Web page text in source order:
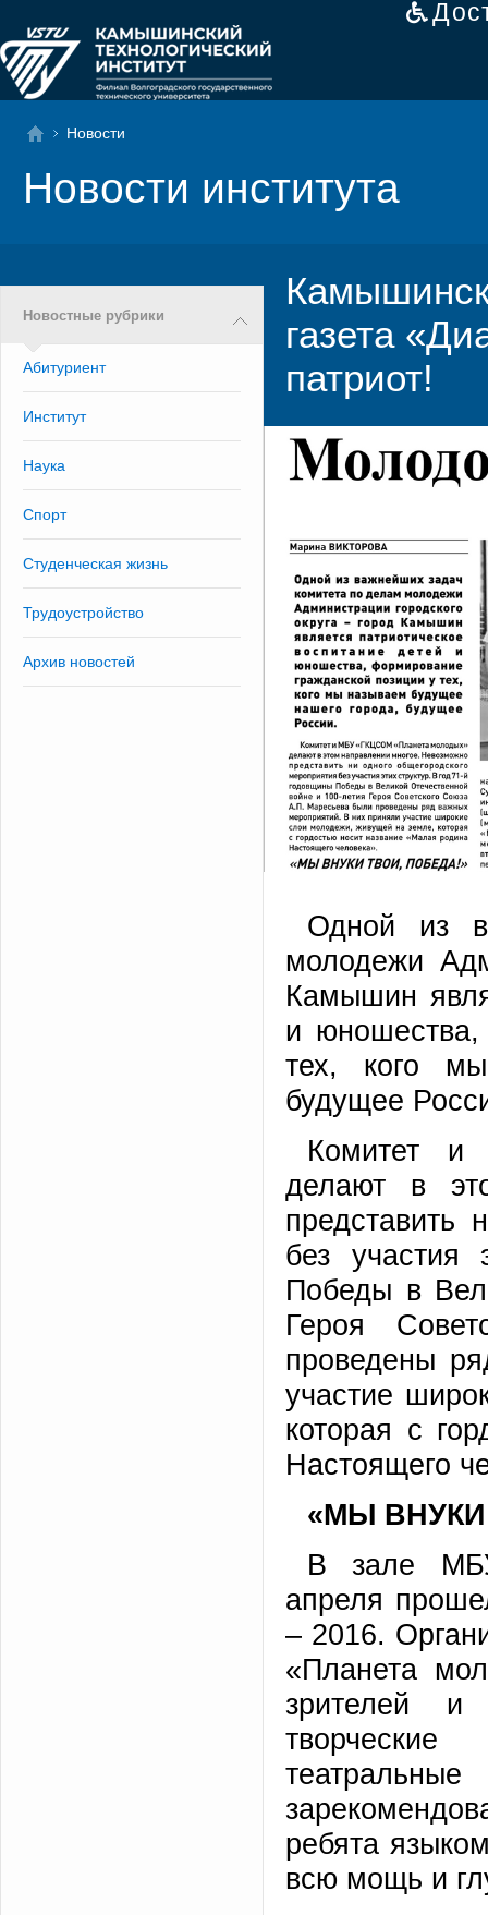
Новости
Новости института
Новостные рубрики
Абитуриент
Институт
Наука
Спорт
Студенческая жизнь
Трудоустройство
Архив новостей
газета
патриот!
Одной из
молодежи
Камышин
и юношества,
тех, кого
будущее
Комитет
делают в
представить
без участия
Победы в
Героя
проведены
участие
которая с
Настоящего
«МЫ
В зале
апреля
– 2016.
«Планета
зрителей и
ребята
всю мощь и